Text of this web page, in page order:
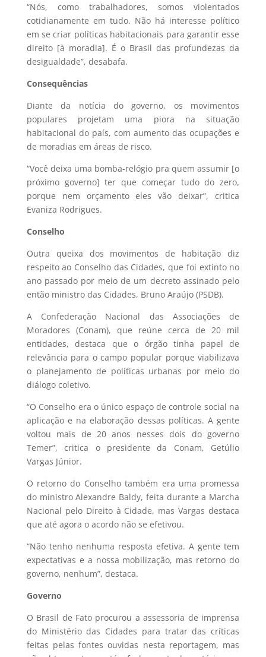
“Nós, como trabalhadores, somos violentados
cotidianamente em tudo. Não há interesse político
em se criar políticas habitacionais para garantir esse
direito [à moradia]. É o Brasil das profundezas da
desigualdade”, desabafa.
Consequências
Diante da notícia do governo, os movimentos
populares projetam uma piora na situação
habitacional do país, com aumento das ocupações e
de moradias em áreas de risco.
“Você deixa uma bomba-relógio pra quem assumir [o
próximo governo] ter que começar tudo do zero,
porque nem orçamento eles vão deixar”, critica
Evaniza Rodrigues.
Conselho
Outra queixa dos movimentos de habitação diz
respeito ao Conselho das Cidades, que foi extinto no
ano passado por meio de um decreto assinado pelo
então ministro das Cidades, Bruno Araújo (PSDB).
A Confederação Nacional das Associações de
Moradores (Conam), que reúne cerca de 20 mil
entidades, destaca que o órgão tinha papel de
relevância para o campo popular porque viabilizava
o planejamento de políticas urbanas por meio do
diálogo coletivo.
“O Conselho era o único espaço de controle social na
aplicação e na elaboração dessas políticas. A gente
voltou mais de 20 anos nesses dois do governo
Temer”, critica o presidente da Conam, Getúlio
Vargas Júnior.
O retorno do Conselho também era uma promessa
do ministro Alexandre Baldy, feita durante a Marcha
Nacional pelo Direito à Cidade, mas Vargas destaca
que até agora o acordo não se efetivou.
“Não tenho nenhuma resposta efetiva. A gente tem
expectativas e a nossa mobilização, mas retorno do
governo, nenhum”, destaca.
Governo
O Brasil de Fato procurou a assessoria de imprensa
do Ministério das Cidades para tratar das críticas
feitas pelas fontes ouvidas nesta reportagem, mas